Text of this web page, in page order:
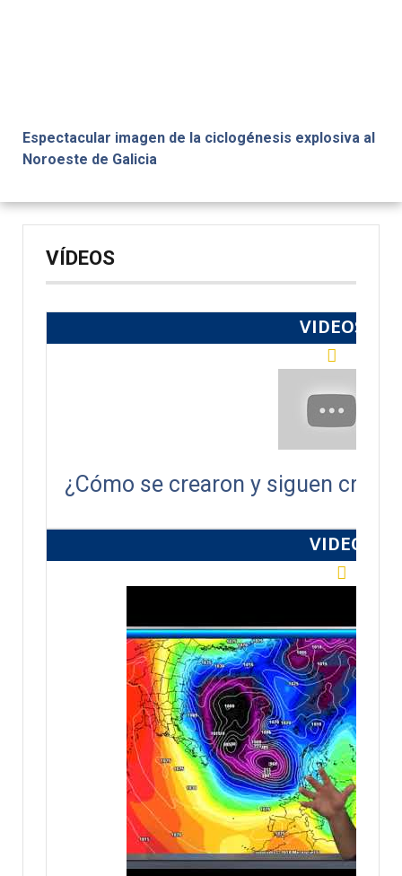
Espectacular imagen de la ciclogénesis explosiva al
Noroeste de Galicia
VÍDEOS
VIDEOS
¿Cómo se crearon y siguen
VIDEOS